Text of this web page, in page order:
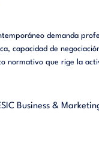
demanda
capacidad de
normativo que rige la
Business &